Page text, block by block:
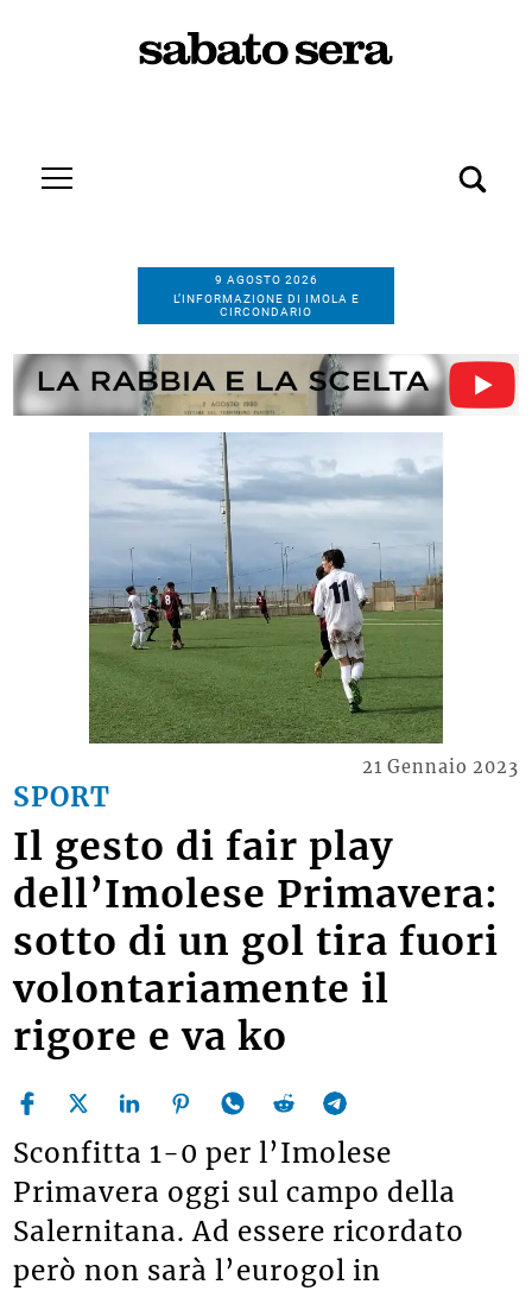
9 AGOSTO 2026
L’INFORMAZIONE DI IMOLA E
CIRCONDARIO
SPORT
21 Gennaio 2023
Il gesto di fair play
dell’Imolese Primavera:
sotto di un gol tira fuori
volontariamente il
rigore e va ko
Sconfitta 1-0 per l’Imolese
Primavera oggi sul campo della
Salernitana. Ad essere ricordato
però non sarà l’eurogol in